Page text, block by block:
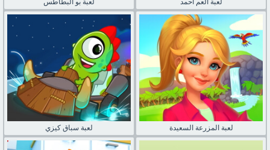
لعبة بو البطاطس لعبة العم أحمد
لعبة سباق كيزي لعبة المزرعة السعيدة